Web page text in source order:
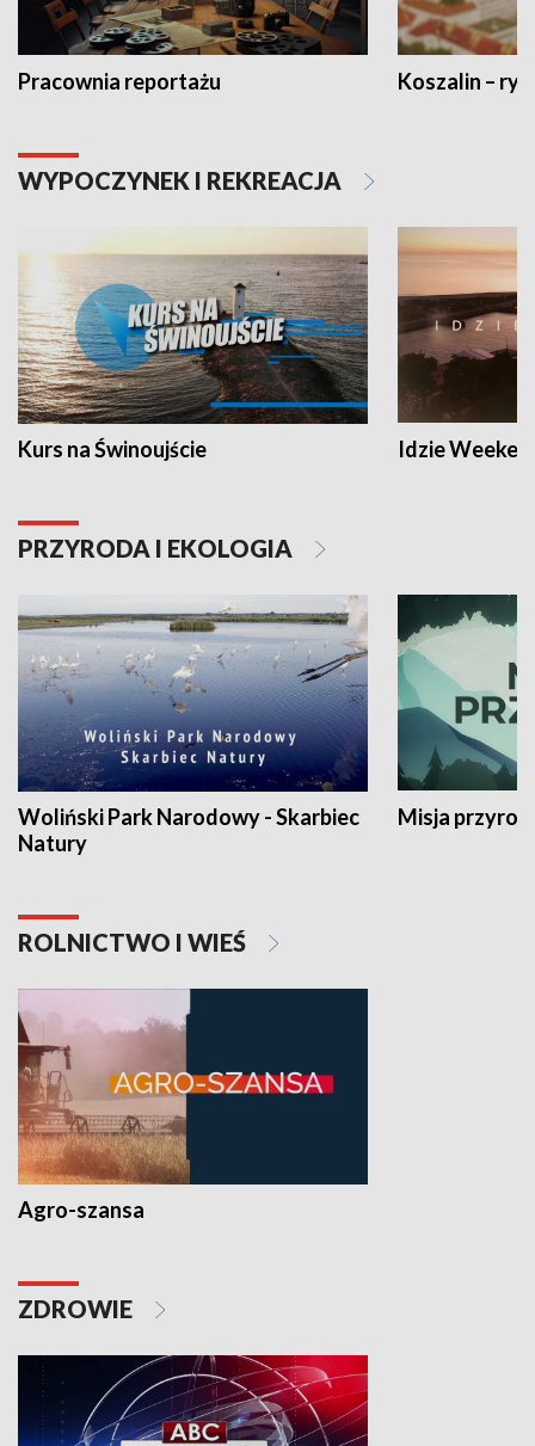
Pracownia reportażu Koszalin –
WYPOCZYNEK I REKREACJA
Kurs na Świnoujście Idzie
PRZYRODA I EKOLOGIA
Woliński Park Narodowy - Skarbiec
Natury
Misja
ROLNICTWO I WIEŚ
Agro-szansa
ZDROWIE